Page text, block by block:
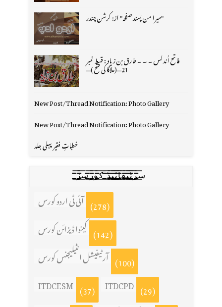
"میرا من پسند صفحہ" از: کرشن چندر
فاتح اُندلس ۔ ۔ ۔ طارق بن زیاد : قسط نمبر
21═(ملاگا کی فتح )═
New Post/Thread Notification: Photo Gallery
New Post/Thread Notification: Photo Gallery
خطباتِ فقیر پہلی جلد
س̳̿͟͞ر̳̿͟͞ٹ̳̿͟͞ی̳̿͟͞ف̳̿͟͞ا̳̿͟͞ي̳̳̿ٔ̿͟͟͞͞ی̳̿͟͞ڈ̳̿͟͞ ̳̿͟͞ک̳̿͟͞و̳̿͟͞ر̳̿͟͞س̳̿͟͞ز̳̿͟͞
آئی ٹی اردو کورس (278)
کینوا ڈیزائن کورس (142)
آرٹیفیشل انٹیلیجنس کورس (100)
ITDCESM (37) ITDCPD (29)